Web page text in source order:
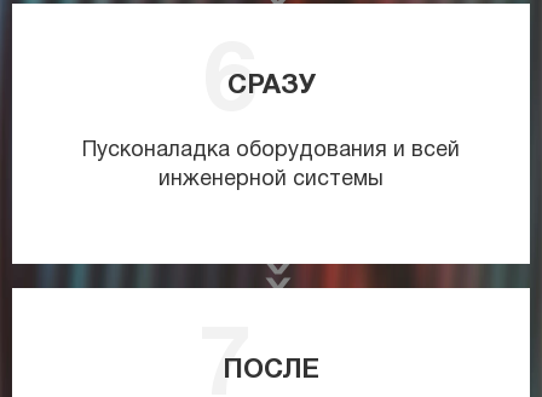
СРАЗУ
Пусконаладка оборудования и всей
инженерной системы
ПОСЛЕ